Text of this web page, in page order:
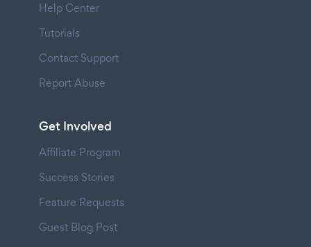
Help Center
Tutorials
Contact Support
Report Abuse
Get Involved
Affiliate Program
Success Stories
Feature Requests
Guest Blog Post